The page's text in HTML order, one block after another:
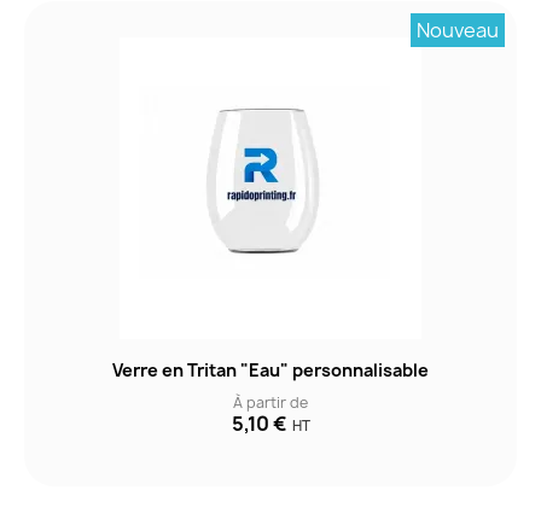
Nouveau
Verre en Tritan "Eau" personnalisable
À partir de
5,10 € HT